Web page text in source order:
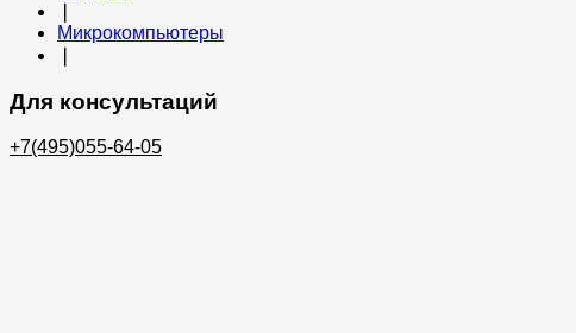
Микрокомпьютеры
Для консультаций
+7(495)055-64-05